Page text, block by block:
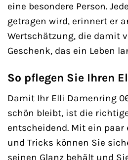
eine besondere Person.
getragen wird, erinnert er
Wertschätzung, die damit
Geschenk, das ein Leben
So pflegen Sie Ihren
Damit Ihr Elli Damenring
schön bleibt, ist die
entscheidend. Mit ein paar
und Tricks können Sie
seinen Glanz behält und